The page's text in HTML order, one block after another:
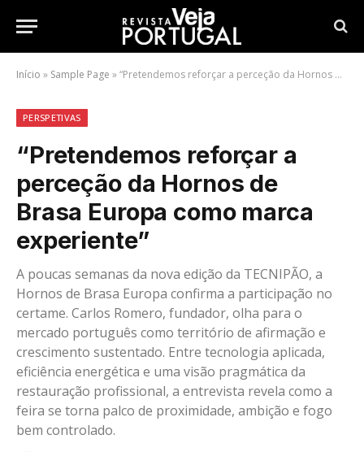
Início » Sample Page »“Pretendemos reforçar a perceção da Hornos de Brasa Europa como marca experiente”
PERSPETIVAS
“Pretendemos reforçar a
perceção da Hornos de
Brasa Europa como marca
experiente”
A poucas semanas da nova edição da TECNIPÃO, a
Hornos de Brasa Europa confirma a participação no
certame. Carlos Romero, fundador, olha para o
mercado português como território de afirmação e
crescimento sustentado. Entre tecnologia aplicada,
eficiência energética e uma visão pragmática da
restauração profissional, a entrevista revela como a
feira se torna palco de proximidade, ambição e fogo
bem controlado.